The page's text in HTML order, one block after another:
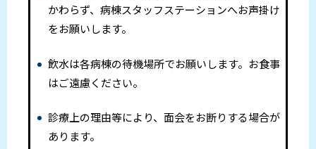
かわらず、病棟スタッフステーションへお声掛け
をお願いします。
飲水は各病棟の待機場所でお願いします。お食事
はご遠慮ください。
診療上の理由等により、面会をお断りする場合が
あります。